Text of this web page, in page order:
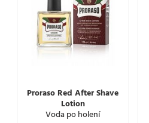
Proraso Red After Shave
Lotion
Voda po holení